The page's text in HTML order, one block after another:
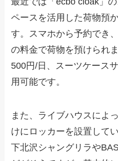
ペースを活用した荷物預
す。スマホから予約でき
の料金で荷物を預けられ
500円/日、スーツケース
用可能です。
また、ライブハウスによ
けにロッカーを設置して
下北沢シャングリラや